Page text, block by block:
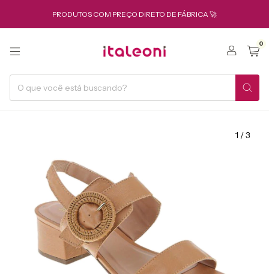
PRODUTOS COM PREÇO DIRETO DE FÁBRICA 🚀
0
1 /3